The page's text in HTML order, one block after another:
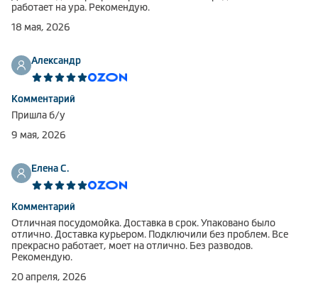
Климатическая техника
работает на ура. Рекомендую.
18 мая, 2026
Александр
Комментарий
Пришла б/у
9 мая, 2026
Елена С.
Комментарий
Отличная посудомойка. Доставка в срок. Упаковано было
отлично. Доставка курьером. Подключили без проблем. Все
прекрасно работает, моет на отлично. Без разводов.
Рекомендую.
20 апреля, 2026